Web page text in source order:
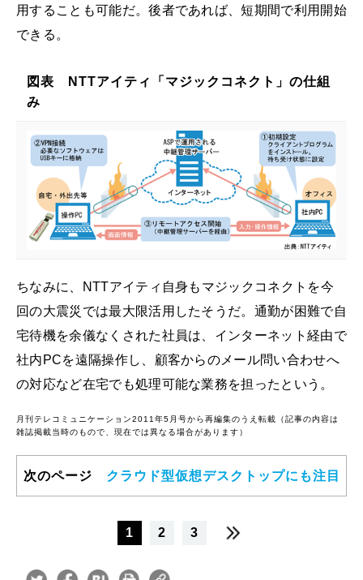
用することも可能だ。後者であれば、短期間で利用開始
できる。
図表 NTTアイティ「マジックコネクト」の仕組
み
ちなみに、NTTアイティ自身もマジックコネクトを今
回の大震災では最大限活用したそうだ。通勤が困難で自
宅待機を余儀なくされた社員は、インターネット経由で
社内PCを遠隔操作し、顧客からのメール問い合わせへ
の対応など在宅でも処理可能な業務を担ったという。
月刊テレコミュニケーション2011年5月号から再編集のうえ転載（記事の内容は
雑誌掲載当時のもので、現在では異なる場合があります）
次のページ クラウド型仮想デスクトップにも注目
1 2 3